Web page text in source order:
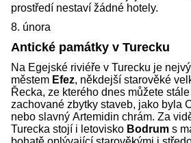
prostředí nestaví žádné hotely.
8. února
Antické památky v Turecku
Na Egejské riviéře v Turecku je
městem Efez, někdejší starověké
Řecka, ze kterého dnes můžete
zachované zbytky staveb, jako byla
nebo slavný Artemidin chrám. Za
Turecka stojí i letovisko Bodrum s